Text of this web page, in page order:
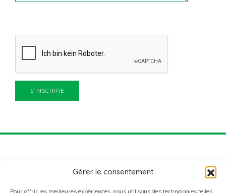
Gérer le consentement
Pour offrir les meilleures expériences, nous utilisons des technologies telles